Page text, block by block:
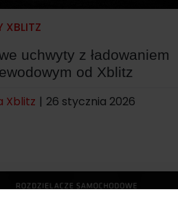
XBLITZ
uchwyty z ładowaniem
od Xblitz
Xblitz | 26 stycznia 2026